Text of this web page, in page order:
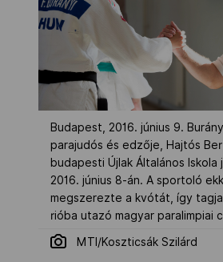
Budapest, 2016. június 9.
parajudós és edzője, Hajtós
budapesti Újlak Általános
2016. június 8-án. A sportoló
megszerezte a kvótát, így
rióba utazó magyar paralimpiai
MTI/Koszticsák Szilárd